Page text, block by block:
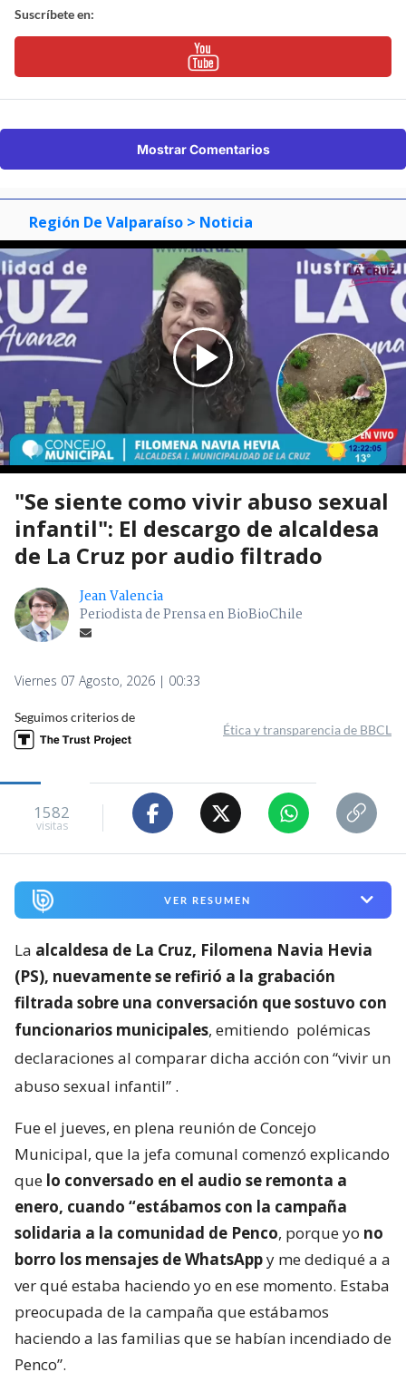
Suscríbete en:
Mostrar Comentarios
Región De Valparaíso > Noticia
"Se siente como vivir abuso sexual
infantil": El descargo de alcaldesa
de La Cruz por audio filtrado
Jean Valencia
Periodista de Prensa en BioBioChile
Viernes 07 Agosto, 2026 | 00:33
Seguimos criterios de
Ética y transparencia de BBCL
1582
visitas
VER RESUMEN
La alcaldesa de La Cruz, Filomena Navia Hevia
(PS), nuevamente se refirió a la grabación
filtrada sobre una conversación que sostuvo con
funcionarios municipales, emitiendo polémicas
declaraciones al comparar dicha acción con “vivir un
abuso sexual infantil” .
Fue el jueves, en plena reunión de Concejo
Municipal, que la jefa comunal comenzó explicando
que lo conversado en el audio se remonta a
enero, cuando “estábamos con la campaña
solidaria a la comunidad de Penco, porque yo no
borro los mensajes de WhatsAppy me dediqué a a
ver qué estaba haciendo yo en ese momento. Estaba
preocupada de la campaña que estábamos
haciendo a las familias que se habían incendiado de
Penco”.